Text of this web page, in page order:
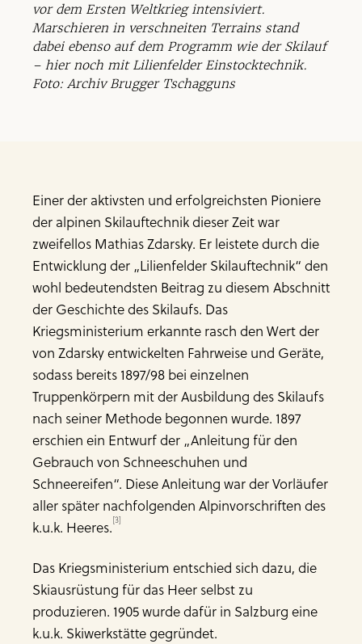
vor dem Ersten Weltkrieg intensiviert.
Marschieren in verschneiten Terrains stand
dabei ebenso auf dem Programm wie der Skilauf
– hier noch mit Lilienfelder Einstocktechnik.
Foto: Archiv Brugger Tschagguns
Einer der aktivsten und erfolgreichsten Pioniere
der alpinen Skilauftechnik dieser Zeit war
zweifellos Mathias Zdarsky. Er leistete durch die
Entwicklung der „Lilienfelder Skilauftechnik“ den
wohl bedeutendsten Beitrag zu diesem Abschnitt
der Geschichte des Skilaufs. Das
Kriegsministerium erkannte rasch den Wert der
von Zdarsky entwickelten Fahrweise und Geräte,
sodass bereits 1897/98 bei einzelnen
Truppenkörpern mit der Ausbildung des Skilaufs
nach seiner Methode begonnen wurde. 1897
erschien ein Entwurf der „Anleitung für den
Gebrauch von Schneeschuhen und
Schneereifen“. Diese Anleitung war der Vorläufer
aller später nachfolgenden Alpinvorschriften des
k.u.k. Heeres.[3]
Das Kriegsministerium entschied sich dazu, die
Skiausrüstung für das Heer selbst zu
produzieren. 1905 wurde dafür in Salzburg eine
k.u.k. Skiwerkstätte gegründet.